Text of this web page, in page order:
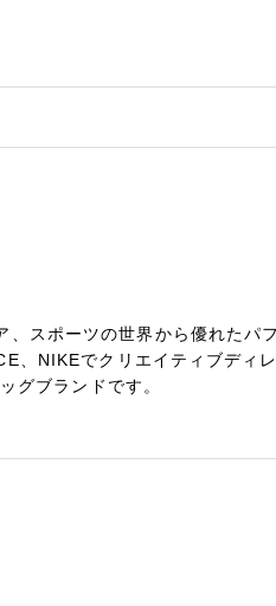
スポーツの世界から優れたパ
NIKEでクリエイティブディ
グブランドです。